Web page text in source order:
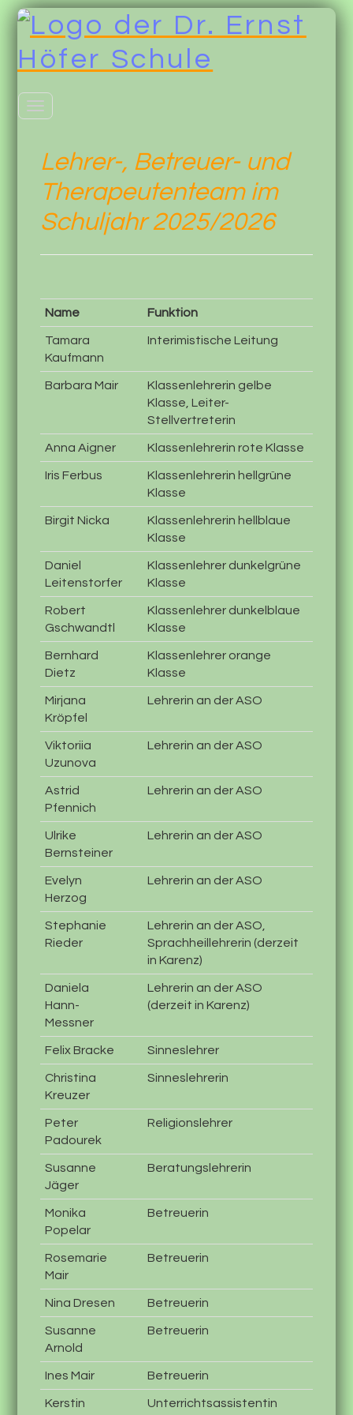
Toggle
Lehrer-, Betreuer- und
Therapeutenteam im
Schuljahr 2025/2026
Name Funktion
Tamara
Kaufmann
Interimistische Leitung
Barbara Mair
Klassenlehrerin gelbe
Klasse, Leiter-
Stellvertreterin
Anna Aigner Klassenlehrerin rote Klasse
Iris Ferbus
Klassenlehrerin hellgrüne
Klasse
Birgit Nicka
Klassenlehrerin hellblaue
Klasse
Daniel
Leitenstorfer
Klassenlehrer dunkelgrüne
Klasse
Robert
Gschwandtl
Klassenlehrer dunkelblaue
Klasse
Bernhard
Dietz
Klassenlehrer orange
Klasse
Mirjana
Kröpfel
Lehrerin an der ASO
Viktoriia
Uzunova
Lehrerin an der ASO
Astrid
Pfennich
Lehrerin an der ASO
Ulrike
Bernsteiner
Lehrerin an der ASO
Evelyn
Herzog
Lehrerin an der ASO
Stephanie
Rieder
Lehrerin an der ASO,
Sprachheillehrerin (derzeit
in Karenz)
Daniela
Hann-
Messner
Lehrerin an der ASO
(derzeit in Karenz)
Felix Bracke Sinneslehrer
Christina
Kreuzer
Sinneslehrerin
Peter
Padourek
Religionslehrer
Susanne
Jäger
Beratungslehrerin
Monika
Popelar
Betreuerin
Rosemarie
Mair
Betreuerin
Nina Dresen Betreuerin
Susanne
Arnold
Betreuerin
Ines Mair Betreuerin
Kerstin
Unterrichtsassistentin